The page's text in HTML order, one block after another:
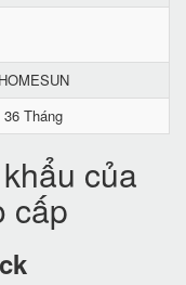
HOMESUN
36 Tháng
của
cấp